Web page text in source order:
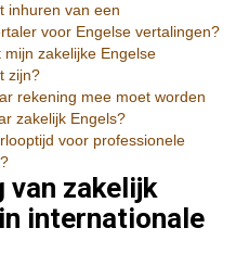
inhuren van een
voor Engelse vertalingen?
zakelijke Engelse
zijn?
rekening mee moet worden
zakelijk Engels?
voor professionele
van zakelijk
internationale